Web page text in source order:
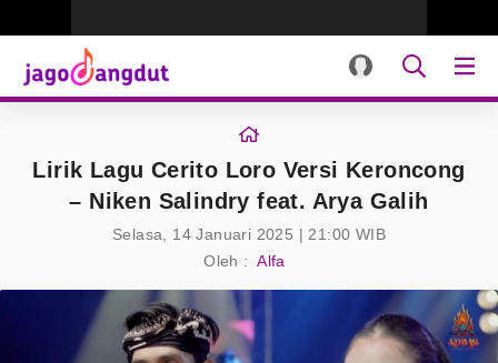
Lirik Lagu Cerito Loro Versi Keroncong
– Niken Salindry feat. Arya Galih
Selasa, 14 Januari 2025 | 21:00 WIB
Oleh : Alfa